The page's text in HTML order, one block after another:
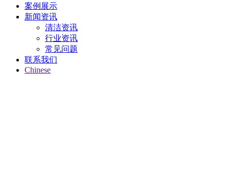
案例展示
新闻资讯
清洁资讯
行业资讯
常见问题
联系我们
Chinese